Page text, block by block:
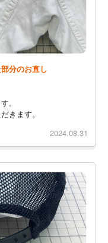
分のお直し
。
きます。
2024.08.31